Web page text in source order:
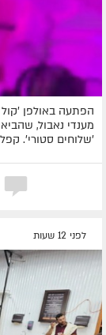
הפתעה באולפן 'קול
מענדי נאבול,
'שלוחים סטורי'.
לפני 12 שעות